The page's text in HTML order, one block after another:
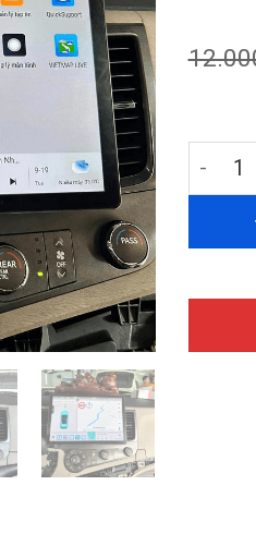
customer
ratings
Màn